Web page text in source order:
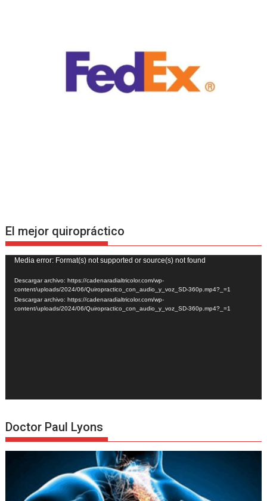
El mejor quiropráctico
Reproductor
de
vídeo
Media error: Format(s) not supported or source(s) not found
Descargar archivo: https://cadenaradialtricolor.com/wp-
content/uploads/2024/06/Quiropractico_con_audio_y_voz_SD-360p.mp4?_=1
Descargar archivo: https://cadenaradialtricolor.com/wp-
content/uploads/2024/06/Quiropractico_con_audio_y_voz_SD-360p.mp4?_=1
Doctor Paul Lyons